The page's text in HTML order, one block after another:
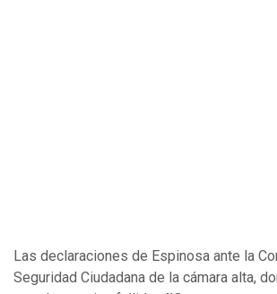
Las declaraciones de Espinosa ante la
Seguridad Ciudadana de la cámara alta,